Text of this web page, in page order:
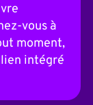
vous à
moment,
intégré